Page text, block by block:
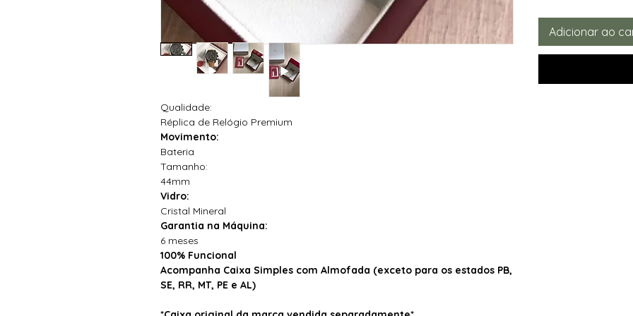
Qualidade:
Réplica de Relógio Premium
Movimento:
Bateria
Tamanho:
44mm
Vidro:
Cristal Mineral
Garantia na Máquina:
6 meses
100% Funcional
Acompanha Caixa Simples com Almofada (exceto para os estados PB,
SE, RR, MT, PE e AL)
Adicionar ao